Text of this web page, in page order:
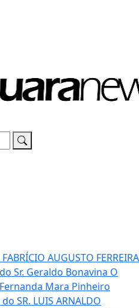
AUGUSTO FERREIRA
Sr. Geraldo Bonavina O
Mara Pinheiro
SR. LUIS ARNALDO